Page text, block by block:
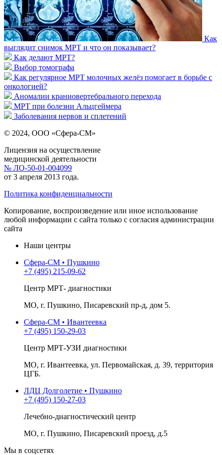
Как
выглядит снимок МРТ и что он показывает?
Как делают МРТ?
Выбор томографа
Как регулярное МРТ молочных желёз помогает в борьбе с
онкологией?
Аномалии краниовертебрального перехода
МРТ при болезни Альцгеймера
Заболевания нервов и сплетений
© 2024, ООО «Сфера-СМ»
Лицензия на осуществление
медицинской деятельности
№ ЛО-50-01-004099
от 3 апреля 2013 года.
Политика конфиденциальности
Копирование, воспроизведение или иное использование
любой информации с сайта только с согласия администрации
сайта
Наши центры
Сфера-СМ • Пушкино
+7 (495) 215-09-62
Центр МРТ- диагностики
МО, г. Пушкино, Писаревский пр-д, дом 5.
Сфера-СМ • Ивантеевка
+7 (495) 150-29-03
Центр МРТ-УЗИ диагностики
МО, г. Ивантеевка, ул. Первомайская, д. 39, территория
ЦГБ.
ЛДЦ Долголетие • Пушкино
+7 (495) 150-27-03
Лечебно-диагностический центр
МО, г. Пушкино, Писаревский проезд, д.5
Мы в соцсетях